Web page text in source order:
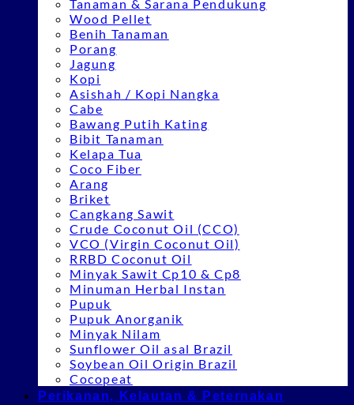
Tanaman & Sarana Pendukung
Wood Pellet
Benih Tanaman
Porang
Jagung
Kopi
Asishah / Kopi Nangka
Cabe
Bawang Putih Kating
Bibit Tanaman
Kelapa Tua
Coco Fiber
Arang
Briket
Cangkang Sawit
Crude Coconut Oil (CCO)
VCO (Virgin Coconut Oil)
RRBD Coconut Oil
Minyak Sawit Cp10 & Cp8
Minuman Herbal Instan
Pupuk
Pupuk Anorganik
Minyak Nilam
Sunflower Oil asal Brazil
Soybean Oil Origin Brazil
Cocopeat
Perikanan, Kelautan & Peternakan